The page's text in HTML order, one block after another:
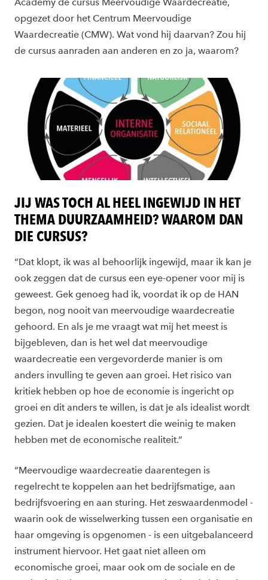
opgezet door het Centrum Meervoudige
Waardecreatie (CMW). Wat vond hij daarvan? Zou hij
de cursus aanraden aan anderen en zo ja, waarom?
JIJ WAS TOCH AL HEEL INGEWIJD IN HET
THEMA DUURZAAMHEID? WAAROM DAN
DIE CURSUS?
“Dat klopt, ik was al behoorlijk ingewijd, maar ik kan je
ook zeggen dat de cursus een eye-opener voor mij is
geweest. Gek genoeg had ik, voordat ik op de HAN
begon, nog nooit van meervoudige waardecreatie
gehoord. En als je me vraagt wat mij het meest is
bijgebleven, dan is het wel dat meervoudige
waardecreatie een vergevorderde manier is om
anders invulling te geven aan groei. Het risico van
kritiek hebben op hoe de economie is ingericht op
groei en dit anders te willen, is dat je als idealist wordt
gezien. Dat je idealen koestert die weinig te maken
hebben met de economische realiteit.”
“Meervoudige waardecreatie daarentegen is
regelrecht te koppelen aan het bedrijfsmatige, aan
bedrijfsvoering en aan sturing. Het zeswaardenmodel -
waarin ook de wisselwerking tussen een organisatie en
haar omgeving is opgenomen - is een uitgebalanceerd
instrument hiervoor. Het gaat niet alleen om
economische groei, maar ook om de sociale en de